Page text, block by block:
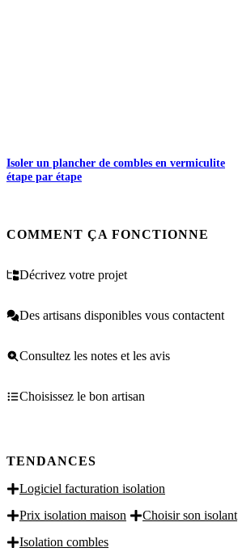
Isoler un plancher de combles en vermiculite
étape par étape
COMMENT ÇA FONCTIONNE
Décrivez votre projet
Des artisans disponibles vous contactent
Consultez les notes et les avis
Choisissez le bon artisan
TENDANCES
Logiciel facturation isolation
Prix isolation maison
Choisir son isolant
Isolation combles